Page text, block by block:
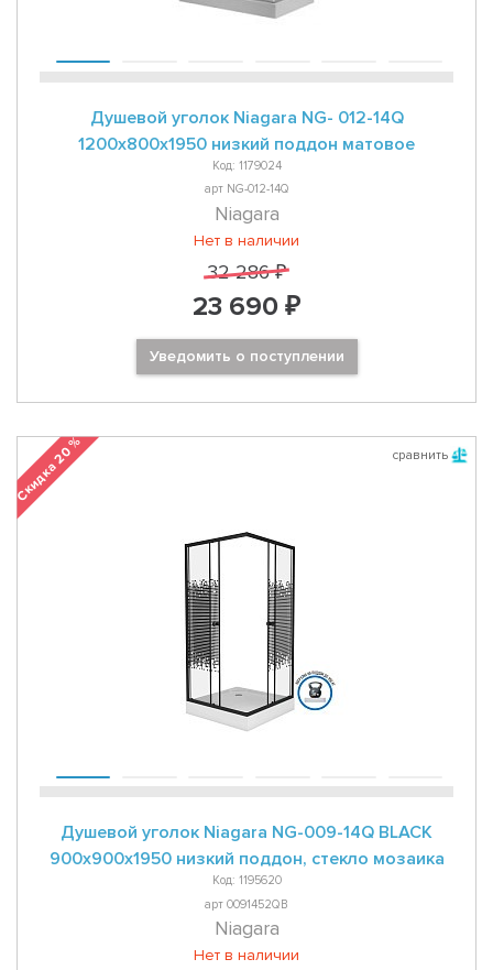
Душевой уголок Niagara NG- 012-14Q
1200х800х1950 низкий поддон матовое
Код: 1179024
арт NG-012-14Q
Niagara
Нет в наличии
32 286 ₽
23 690 ₽
Уведомить о поступлении
сравнить
Скидка 20 %
Душевой уголок Niagara NG-009-14Q BLACK
900х900х1950 низкий поддон, стекло мозаика
Код: 1195620
арт 0091452QB
Niagara
Нет в наличии